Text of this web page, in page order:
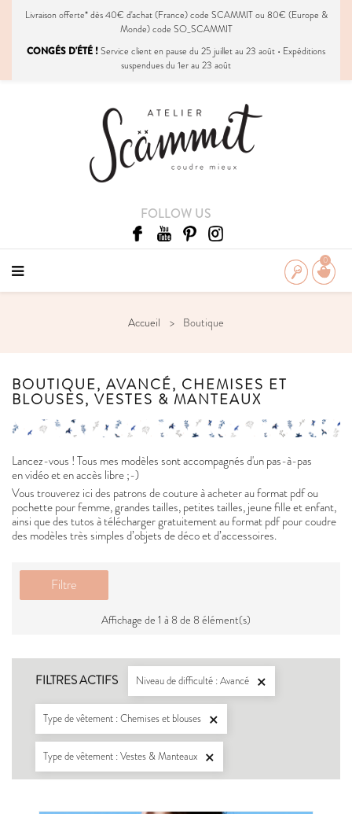
Livraison offerte* dès 40€ d'achat (France) code SCAMMIT ou 80€ (Europe &
Monde) code SO_SCAMMIT
CONGÉS D'ÉTÉ !Service client en pause du 25 juillet au 23 août • Expéditions
suspendues du 1er au 23 août
FOLLOW US
0
Accueil Boutique
BOUTIQUE, AVANCÉ, CHEMISES ET
BLOUSES, VESTES & MANTEAUX
Lancez-vous ! Tous mes modèles sont accompagnés d'un pas-à-pas
en vidéo et en accès libre ;-)
Vous trouverez ici des patrons de couture à acheter au format pdf ou
pochette pour femme, grandes tailles, petites tailles, jeune fille et enfant,
ainsi que des tutos à télécharger gratuitement au format pdf pour coudre
des modèles très simples d’objets de déco et d’accessoires.
Filtre
Affichage de 1 à 8 de 8 élément(s)
FILTRES ACTIFS Niveau de difficulté : Avancé 
Type de vêtement : Chemises et blouses 
Type de vêtement : Vestes & Manteaux 